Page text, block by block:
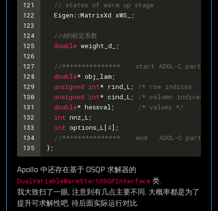
121
122
123
124
125
126
127
128
129
130
131
132
133
134
135
// states of warm up stage
  Eigen::MatrixXd xWS_;
//d的标定系数
double weight_d_;
//***************    start ADOL-C part
double* obj_lam;
unsigned int* rind_L;
/* row indices    */
unsigned int* cind_L;
/* column indices */
double* hessval;
/* values */
int nnz_L;
int options_L[4];
//***************    end   ADOL-C part
};
Apollo 中还存在基于 OSQP 求解器的
DualVariableWarmStartOSQPInterface 类.
我大致扫了一眼, 注意到有几点主要不同. 大概率都是为了
提升可求解性吧. 待后面实际运行对比.